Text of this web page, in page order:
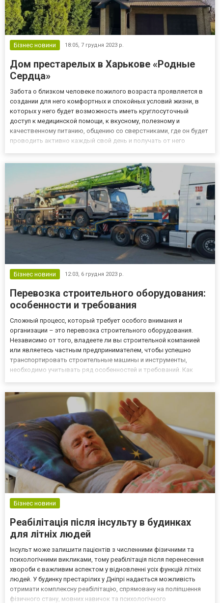
Бізнес новини 18:05, 7 грудня 2023 р.
Дом престарелых в Харькове «Родные
Сердца»
Забота о близком человеке пожилого возраста проявляется в
создании для него комфортных и спокойных условий жизни, в
которых у него будет возможность иметь круглосуточный
доступ к медицинской помощи, к вкусному, полезному и
качественному питанию, общению со сверстниками, где он будет
проводить активно каждый свой день и получать от него
Бізнес новини 12:03, 6 грудня 2023 р.
Перевозка строительного оборудования:
особенности и требования
Сложный процесс, который требует особого внимания и
организации – это перевозка строительного оборудования.
Независимо от того, владеете ли вы строительной компанией
или являетесь частным предпринимателем, чтобы успешно
транспортировать строительные машины и инструменты,
необходимо учитывать ряд особенностей и требований. Как
ключевым фактором при пер...
Бізнес новини
Реабілітація після інсульту в будинках
для літніх людей
Інсульт може залишити пацієнтів з численними фізичними та
психологічними викликами, тому реабілітація після перенесення
хвороби є важливим аспектом у відновленні усіх функцій літніх
людей. У будинку престарілих у Дніпрі надається можливість
отримати комплексну реабілітацію, спрямовану на поліпшення
фізичного стану, мовних навичок та психологічного